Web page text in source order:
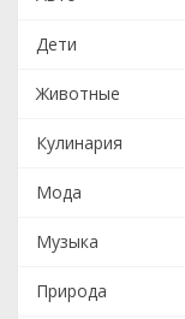
Дети
Животные
Кулинария
Мода
Музыка
Природа